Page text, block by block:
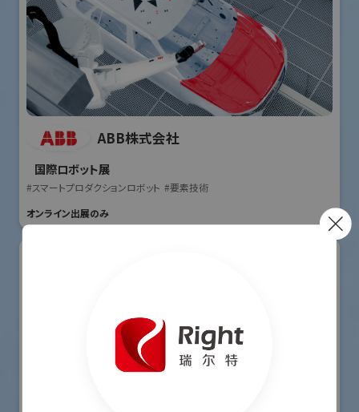
ABB株式会社
国際ロボット展
#スマートプロダクションロボット #要素技術
オンライン出展のみ